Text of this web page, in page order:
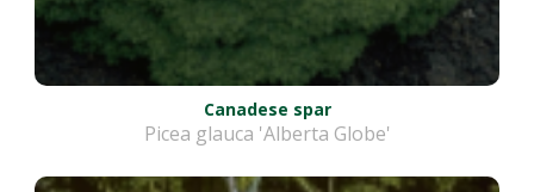
Canadese spar
Picea glauca 'Alberta Globe'